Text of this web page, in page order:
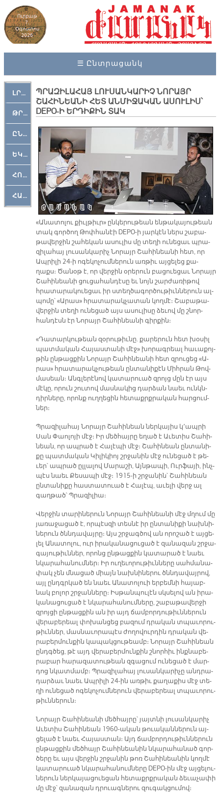
Ուրբաթ
7,
Օգոստոս
2026
☰ Ընտրացանկ
ԼՐԱՀՈՍ
ԹՐՔԱՀԱՅ ԿԵԱՆՔ
ԸՆԿԵՐԱՄՇԱԿՈՒԹԱՅԻՆ
ԵԿԵՂԵՑԱԿԱՆ
ՀՈԳԵՄՏԱՒՈՐ
ՀԱՐԹԱԿ
ՊՐԱԶԻԼԱՀԱՅ ԼՈՒՍԱՆԿԱՐԻՉ ՆՈՐԱՅՐ
ՇԱՀԻՆԵԱՆԻ ՀԵՏ ԱՆՄԻՋԱԿԱՆ ԱՍՈՒԼԻՍ՝
DEPO-Ի ԵՐԴԻՔԻՆ ՏԱԿ
«Ա­նա­տո­լու քիւլ­թիւր» ըն­կե­րու­թեան են­թա­կա­յու­թեան
տակ գոր­ծող Թոփ­հա­նէի DEPO-ի յար­կէն ներս շա­բա­
թա­վեր­ջին շա­հե­կան ա­սու­լիս մը տե­ղի ու­նե­ցաւ պրա­
զի­լա­հայ լու­սան­կա­րիչ Նո­րայր Շա­հի­նեա­նի հետ, որ
Ապ­րի­լի 24-ի ո­գե­կո­չում­նե­րուն առ­թիւ այ­ցե­լեց քա­
ղաքս։ Ծա­նօթ է, որ վեր­ջին օ­րե­րուն բա­ցուե­ցաւ Նո­րայր
Շա­հի­նեա­նի ցու­ցա­հան­դէ­սը եւ նոյն շար­ժա­ռի­թով
հրա­տա­րա­կուե­ցաւ իր ստեղ­ծա­գոր­ծու­թիւն­նե­րուն ալ­
պո­մը՝ «Ա­րաս» հրա­տա­րակ­չա­տան կող­մէ։ Շա­բա­թա­
վեր­ջին տե­ղի ու­նե­ցած այս ա­սու­լի­սը ձե­ւով մը շնոր­
հան­դէսն էր Նո­րայր Շա­հի­նեա­նի գիր­քին։
«Դա­տար­կու­թեան զօ­րու­թիւ­նը. քա­րե­րուն հետ խօ­սիլ
պատ­մա­կան Հա­յաս­տա­նի մէջ» խո­րագ­րեալ հա­ւա­քոյ­
թին ըն­թաց­քին Նո­րայր Շա­հի­նեա­նի հետ զրու­ցեց «Ա­
րաս» հրա­տա­րակ­չու­թեան ըն­տա­նի­քէն Միհ­րան Թով­
մա­սեան։ Անգ­լե­րէ­նով կա­տա­րուած զրոյց մըն էր այս
մէ­կը, ո­րուն շու­տով մաս­նա­կից դար­ձան նաեւ ունկն­
դիր­նե­րը, ո­րոնք ուղ­ղե­ցին հե­տաքրք­րա­կան հար­ցում­
ներ։
Պրա­զի­լա­հայ Նո­րայր Շա­հի­նեան ներ­կա­յիս կ՚ապ­րի
Սան Փաո­լո­յի մէջ։ Իր մեծ­հայ­րը ե­ղած է Ա­ւե­տիս Շա­հի­
նեան, որ ապ­րած է Հա­լէ­պի մէջ։ Շա­հի­նեան ըն­տա­նի­
քը պատ­մա­կան Կի­լի­կիոյ շրջա­նին մէջ ու­նե­ցած է թե­
ւեր՝ ապ­րած ըլ­լա­լով Մա­րա­շի, Այն­թա­պի, Ուր­ֆա­յի, ինչ­
պէս նաեւ Քե­սա­պի մէջ։ 1915-ի շրջա­նին՝ Շա­հի­նեան
ըն­տա­նի­քը հաս­տա­տուած է Հա­լէպ, ա­ւե­լի վերջ ալ
գաղ­թած՝ Պրա­զի­լիա։
Վեր­ջին տա­րի­նե­րուն Նո­րայր Շա­հի­նեա­նի մէջ մղում մը
յա­ռա­ջա­ցած է, որ­պէս­զի տես­նէ իր ըն­տա­նի­քի նախ­նի­
նե­րուն ծննդա­վայ­րը։ Այս շրջագ­ծով ան ո­րո­շած է այ­ցե­
լել Ա­նա­տո­լու, ուր ի­րա­կա­նա­ցու­ցած է զա­նա­զան շրջա­
գա­յու­թիւն­ներ, ո­րոնց ըն­թաց­քին կա­տա­րած է նաեւ
նկա­րա­հա­նում­ներ։ Իր ու­ղե­ւո­րու­թիւն­նե­րը սահ­մա­նա­
փակ չեն մնա­ցած միայն նախ­նի­նե­րու ծննդա­վայ­րով,
այլ ընդգր­կած են նաեւ Ա­նա­տո­լուի եր­բեմ­նի հա­յաբ­
նակ բո­լոր շրջան­նե­րը։ Իս­թան­պու­լէն սկսե­լով ան ի­րա­
կա­նա­ցու­ցած է նկա­րա­հա­նում­նե­րը, շա­բա­թա­վեր­ջի
զրոյ­ցի ըն­թաց­քին ան իր այդ ճամ­բոր­դու­թիւն­նե­րուն
վե­րա­բե­րեալ փո­խան­ցեց բա­զում դրա­կան տպա­ւո­րու­
թիւն­ներ, մաս­նա­ւո­րա­պէս ժո­ղո­վուր­դին դրա­կան վե­
րա­բեր­մուն­քին կա­պակ­ցու­թեամբ։ Նո­րայր Շա­հի­նեան
ընդգծեց, թէ այդ վե­րա­բեր­մուն­քին շնոր­հիւ ինք­նա­բե­
րա­բար հա­րա­զա­տու­թեան զգա­ցում ունեցած է մար­
դոց նկատ­մամբ։ Պրա­զի­լա­հայ լու­սան­կա­րի­չը անդ­րա­
դար­ձաւ նաեւ Ապ­րի­լի 24-ին առ­թիւ քա­ղա­քիս մէջ տե­
ղի ու­նե­ցած ո­գե­կո­չում­նե­րուն վե­րա­բե­րեալ տպա­ւո­րու­
թիւն­նե­րուն։
Նո­րայր Շա­հի­նեա­նի մեծ­հայ­րը՝ յայտ­նի լու­սան­կա­րիչ
Ա­ւե­տիս Շա­հի­նեան 1960-ա­կան թուա­կան­նե­րուն այ­
ցե­լած է նաեւ Հա­յաս­տան։ Այդ ճամ­բոր­դու­թիւն­նե­րուն
ըն­թաց­քին մեծ­հայր Շա­հի­նեա­նին նկա­րա­հա­նած գոր­
ծե­րը եւ այս վեր­ջին շրջա­նին թոռ Շա­հի­նեա­նին կող­մէ
կա­տա­րուած նկա­րա­հա­նում­նե­րը DEPO-ին մէջ այ­ցե­լու­
նե­րուն ներ­կա­յա­ցուե­ցան հե­տաքրք­րա­կան ձե­ւա­չա­փի
մը մէջ՝ զա­նա­զան դրուագ­նե­րու զու­գակ­ցու­մով։